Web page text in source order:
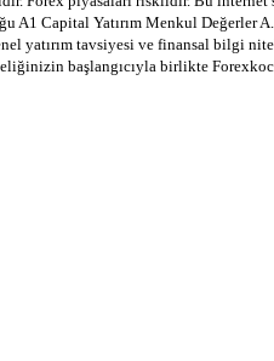
Capital Yatırım Menkul
yatırım tavsiyesi ve finansal bilgi
başlangıcıyla birlikte